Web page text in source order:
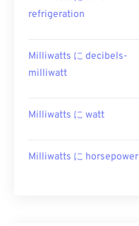
refrigeration
Milliwatts に decibels-
milliwatt
Milliwatts に watt
Milliwatts に horsepower